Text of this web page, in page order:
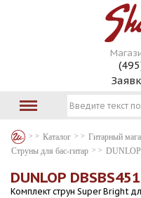
Каталог Гитарный
Струны для бас-гитар
DUNLOP
DUNLOP
Комплект струн Super Bright